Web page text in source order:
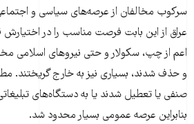
سرکوب مخالفان از عرصه‌های سیاسی و
عراق از این بابت فرصت مناسب را در اختیارش
اعم از چپ، سکولار و حتی نیروهای اسلامی
و حذف شدند، بسیاری نیز به خارج گریختند.
صنفی یا تعطیل شدند یا به دستگاه‌های
بنابراین عرصه‌ عمومی بسیار محدود شد.